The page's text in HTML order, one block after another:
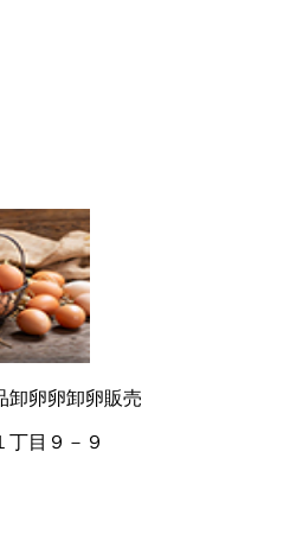
卸卵卵卸卵販売
丁目９－９